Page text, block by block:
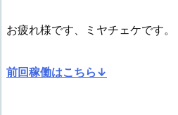
お疲れ様です、ミヤチェケです。
前回稼働はこちら↓